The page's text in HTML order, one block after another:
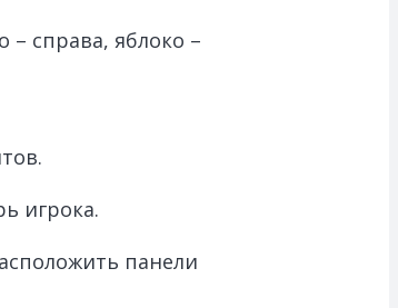
справа, яблоко –
игрока.
панели